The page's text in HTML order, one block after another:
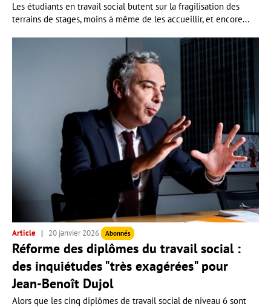
Les étudiants en travail social butent sur la fragilisation des
terrains de stages, moins à même de les accueillir, et encore...
Article 20 janvier 2026 Abonnés
Réforme des diplômes du travail social :
des inquiétudes "très exagérées" pour
Jean-Benoît Dujol
Alors que les cinq diplômes de travail social de niveau 6 sont